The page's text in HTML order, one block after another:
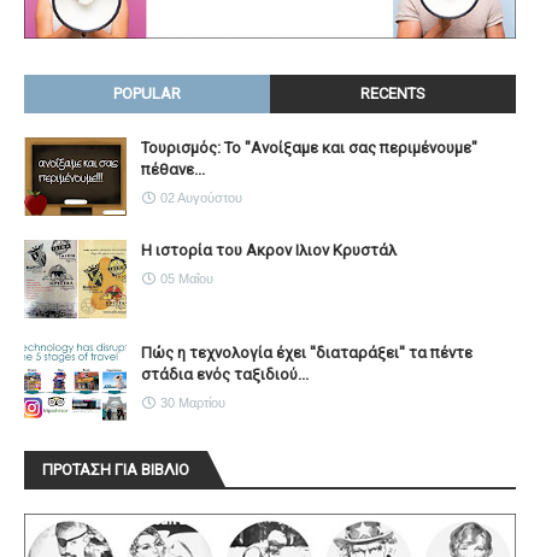
POPULAR RECENTS
Τουρισμός: Το "Ανοίξαμε και σας περιμένουμε"
πέθανε...
02 Αυγούστου
Η ιστορία του Ακρον Ιλιον Κρυστάλ
05 Μαΐου
Πώς η τεχνολογία έχει ''διαταράξει'' τα πέντε
στάδια ενός ταξιδιού...
30 Μαρτίου
ΠΡΟΤΑΣΗ ΓΙΑ ΒΙΒΛΙΟ